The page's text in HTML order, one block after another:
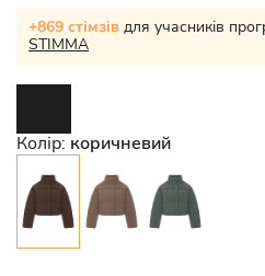
+869 стімзів для учасників
STIMMA
Колір: коричневий